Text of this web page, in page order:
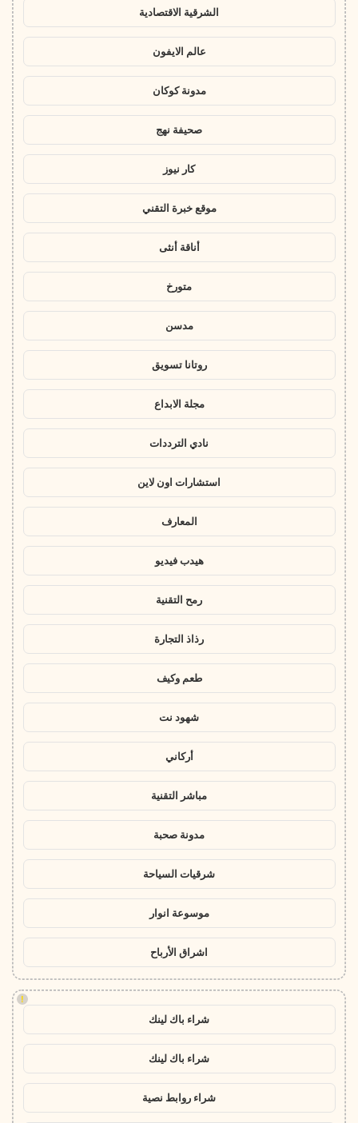
الشرقية الاقتصادية
عالم الايفون
مدونة كوكان
صحيفة نهج
كار نيوز
موقع خبرة التقني
أناقة أنثى
متورخ
مدسن
روتانا تسويق
مجلة الابداع
نادي الترددات
استشارات اون لاين
المعارف
هيدب فيديو
رمح التقنية
رذاذ التجارة
طعم وكيف
شهود نت
أركاني
مباشر التقنية
مدونة صحبة
شرقيات السياحة
موسوعة انوار
اشراق الأرباح
!
شراء باك لينك
شراء باك لينك
شراء روابط نصية